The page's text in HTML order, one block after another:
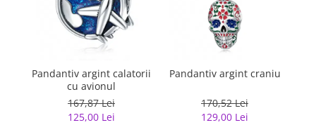
Pandantiv argint calatorii
cu avionul
167,87 Lei
125,00 Lei
Pandantiv argint craniu
170,52 Lei
129,00 Lei